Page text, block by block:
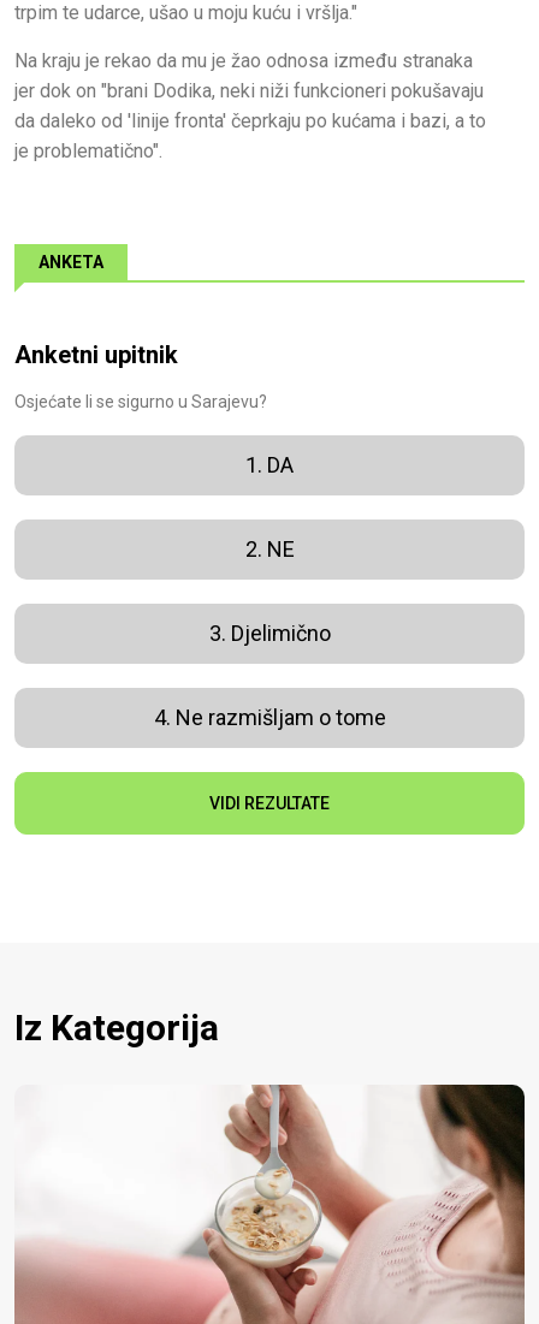
trpim te udarce, ušao u moju kuću i vršlja."
Na kraju je rekao da mu je žao odnosa između stranaka
jer dok on "brani Dodika, neki niži funkcioneri pokušavaju
da daleko od 'linije fronta' čeprkaju po kućama i bazi, a to
je problematično".
ANKETA
Anketni upitnik
Osjećate li se sigurno u Sarajevu?
1. DA
2. NE
3. Djelimično
4. Ne razmišljam o tome
VIDI REZULTATE
Iz Kategorija